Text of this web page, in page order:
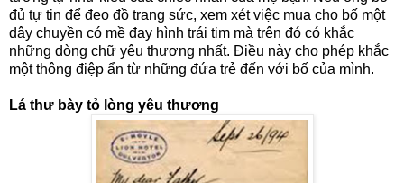
đủ tự tin để đeo đồ trang sức, xem xét việc mua cho bố một
dây chuyền có mề đay hình trái tim mà trên đó có khắc
những dòng chữ yêu thương nhất. Điều này cho phép khắc
một thông điệp ẩn từ những đứa trẻ đến với bố của mình.
Lá thư bày tỏ lòng yêu thương